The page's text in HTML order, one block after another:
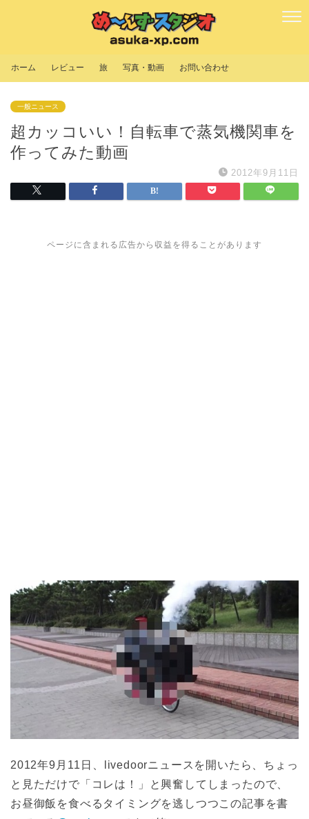
ホーム レビュー 旅 写真・動画 お問い合わせ
一般ニュース
超カッコいい！自転車で蒸気機関車を
作ってみた動画
2012年9月11日
ページに含まれる広告から収益を得ることがあります
2012年9月11日、livedoorニュースを開いたら、ちょっ
と見ただけで「コレは！」と興奮してしまったので、
お昼御飯を食べるタイミングを逃しつつこの記事を書